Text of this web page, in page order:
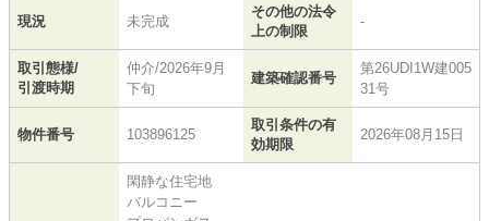
現況 未完成
その他の法令
上の制限
-
取引態様/
引渡時期
仲介/2026年9月
下旬
建築確認番号
第26UDI1W建005
31号
物件番号 103896125
取引条件の有
効期限
2026年08月15日
閑静な住宅地
バルコニー